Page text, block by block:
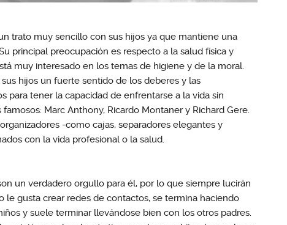
trato muy sencillo con sus hijos ya que mantiene una
principal preocupación es respecto a la salud física y
muy interesado en los temas de higiene y de la moral.
hijos un fuerte sentido de los deberes y las
para tener la capacidad de enfrentarse a la vida sin
Marc Anthony, Ricardo Montaner y Richard Gere.
-como cajas, separadores elegantes y
con la vida profesional o la salud.
un verdadero orgullo para él, por lo que siempre lucirán
le gusta crear redes de contactos, se termina haciendo
y suele terminar llevándose bien con los otros padres.